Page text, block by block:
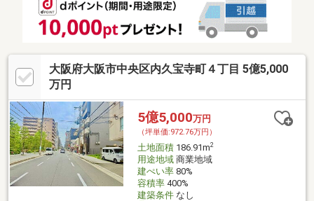
大阪府大阪市中央区内久宝寺町４丁目 5億5,000
万円
5億5,000万円
（坪単価:972.76万円）
土地面積186.91m2
用途地域商業地域
建ぺい率80%
容積率400%
建築条件なし